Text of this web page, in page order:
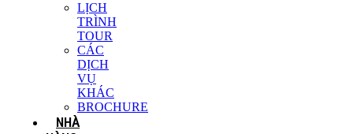
LỊCH
TRÌNH
TOUR
CÁC
DỊCH
VỤ
KHÁC
BROCHURE
NHÀ